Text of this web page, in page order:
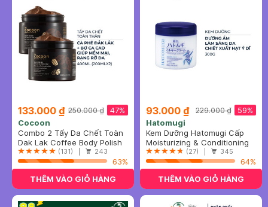
133.000 ₫ 47%
250.000 ₫
Cocoon
Combo 2 Tẩy Da Chết Toàn
Thân Cocoon Cà Phê Đắk
Lắk 200ml
Dak Lak Coffee Body Polish
(131) | 243
63%
THÊM VÀO GIỎ HÀNG
93.000 ₫ 59%
229.000 ₫
Hatomugi
Kem Dưỡng Hatomugi Cấp
Ẩm & Làm Sáng Da 300g
Moisturizing & Conditioning
The Milky Cream
(27) | 345
64%
THÊM VÀO GIỎ HÀNG